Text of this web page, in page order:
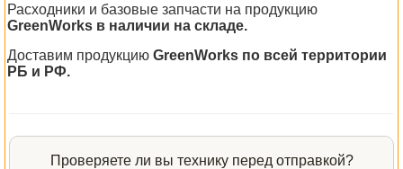
Расходники и базовые запчасти на продукцию
GreenWorks в наличии на складе.
Доставим продукцию GreenWorks по всей территории
РБ и РФ.
Проверяете ли вы технику перед отправкой?